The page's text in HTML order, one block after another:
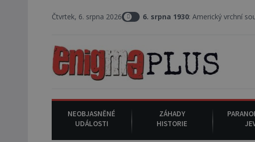
Čtvrtek, 6. srpna 2026
6. srpna 1930 : Americký vrchní soudce Joseph
NEOBJASNĚNÉ
UDÁLOSTI
ZÁHADY
HISTORIE